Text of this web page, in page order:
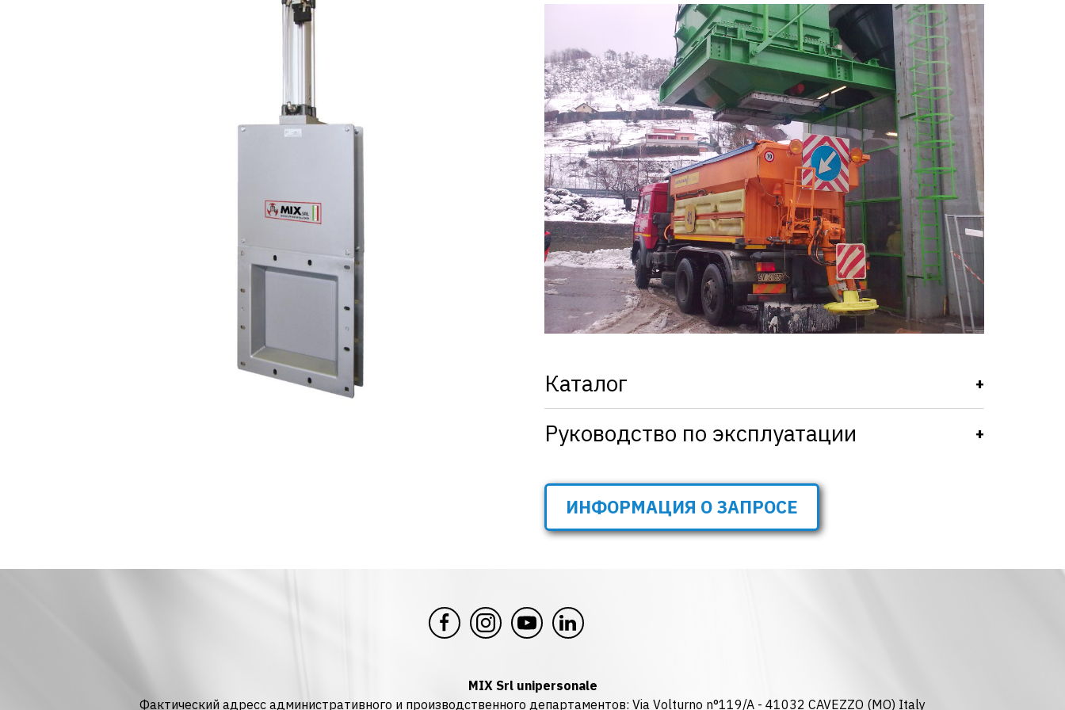
Каталог +
Руководство по эксплуатации +
ИНФОРМАЦИЯ О ЗАПРОСЕ
MIX Srl unipersonale
Фактический адресс административного и производственного департаментов: Via Volturno n°119/A - 41032 CAVEZZO (MO) Italy